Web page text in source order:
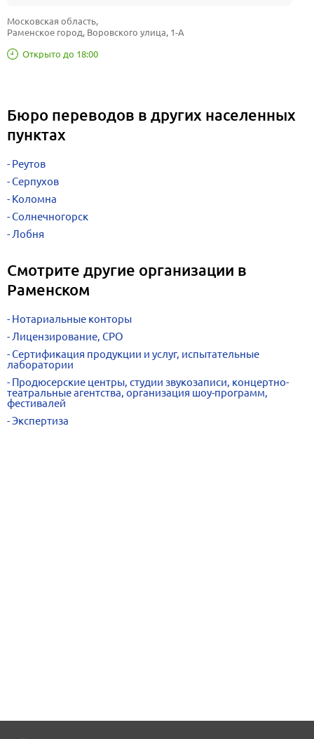
Открыто до 18:00
Московская область,
Раменское город, Воровского улица, 1-А
Бюро переводов в других населенных
пунктах
Реутов
Серпухов
Коломна
Солнечногорск
Лобня
Смотрите другие организации в
Раменском
Нотариальные конторы
Лицензирование, СРО
Сертификация продукции и услуг, испытательные
лаборатории
Продюсерские центры, студии звукозаписи, концертно-
театральные агентства, организация шоу-программ,
фестивалей
Экспертиза